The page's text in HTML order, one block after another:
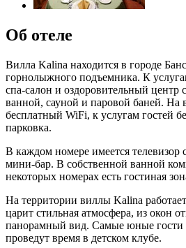
Об отеле
Вилла Kalina находится в городе
горнолыжного подъемника. К
спа-салон и оздоровительный центр
ванной, сауной и паровой баней. На
бесплатный WiFi, к услугам гостей
парковка.
В каждом номере имеется телевизор
мини-бар. В собственной ванной
некоторых номерах есть гостиная
На территории виллы Kalina
царит стильная атмосфера, из окон
панорамный вид. Самые юные гости
проведут время в детском клубе.